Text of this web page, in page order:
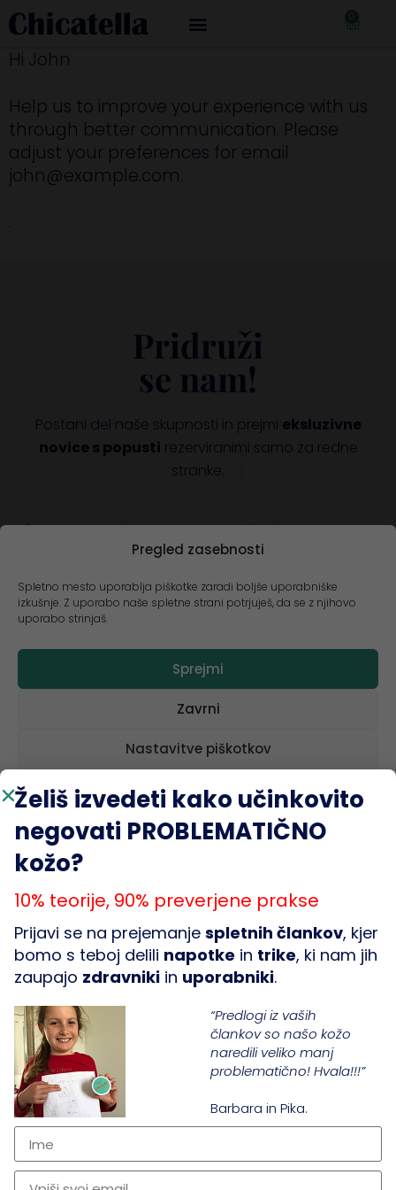
Pregled zasebnosti
Spletno mesto uporablja piškotke zaradi boljše uporabniške
izkušnje. Z uporabo naše spletne strani potrjuješ, da se z njihovo
uporabo strinjaš.
Sprejmi
Zavrni
Nastavitve piškotkov
Hi John
Help us to improve your experience with us
through better communication. Please
adjust your preferences for email
john@example.com.
.
Pridruži
se nam!
Postani del naše skupnosti in prejmi eksluzivne
novice s popusti rezerviranimi samo za redne
stranke.
Ime
Email
Hočem nasvete in popuste >>
*Tvoji podatki so pri nas varni! Poleg tega lahko kadarkoli
KONTAKT
FORMALNO
Vračila
Piškotki
Zasebnost
Pogoji poslovanja
PODJETJE
Članki
O nas
Kontakt
Želiš izvedeti kako učinkovito
negovati PROBLEMATIČNO
kožo?
10% teorije, 90% preverjene prakse
Prijavi se na prejemanje spletnih člankov, kjer
bomo s teboj delili napotke in trike, ki nam jih
zaupajo zdravniki in uporabniki.
“Predlogi iz vaših
člankov so našo kožo
naredili veliko manj
problematično! Hvala!!!”
Barbara in Pika.